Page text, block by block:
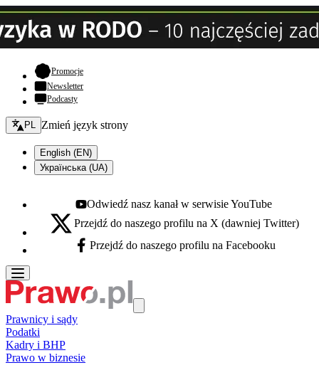
Promocje- otwiera się w nowej karcie
Newsletter
Podcasty
Zmień język - bieżący:
PL Zmień język strony
English (EN)
Українська (UA)
Youtube - otwiera się w nowej karcie
Odwiedź nasz kanał w serwisie YouTube
X - otwiera się w nowej karcie
Przejdź do naszego profilu na X (dawniej Twitter)
Facebook - otwiera się w nowej karcie
Przejdź do naszego profilu na Facebooku
Prawnicy i sądy
Podatki
Kadry i BHP
Prawo w biznesie